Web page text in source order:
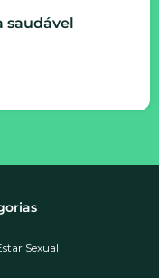
saudável
Sexual